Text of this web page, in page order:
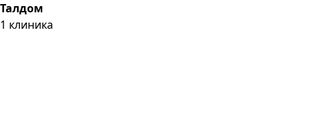
Талдом
1 клиника